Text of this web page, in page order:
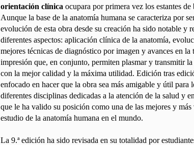
orientación clínica ocupara por primera vez los estantes
Aunque la base de la anatomía humana se caracteriza por
evolución de esta obra desde su creación ha sido notable y
diferentes aspectos: aplicación clínica de la anatomía,
mejores técnicas de diagnóstico por imagen y avances en
impresión que, en conjunto, permiten plasmar y transmitir
con la mejor calidad y la máxima utilidad. Edición tras
enfocado en hacer que la obra sea más amigable y útil para
diferentes disciplinas dedicadas a la atención de la salud y
que le ha valido su posición como una de las mejores y más
estudio de la anatomía humana en el mundo.
La 9.ª edición ha sido revisada en su totalidad por